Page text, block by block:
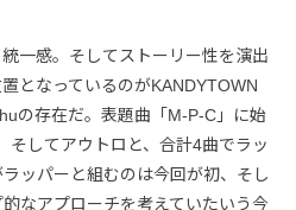
一感。そしてストーリー性を演出
となっているのがKANDYTOWN
の存在だ。表題曲「M-P-C」に始
そしてアウトロと、合計4曲でラッ
ッパーと組むのは今回が初、そし
なアプローチを考えていたいう今